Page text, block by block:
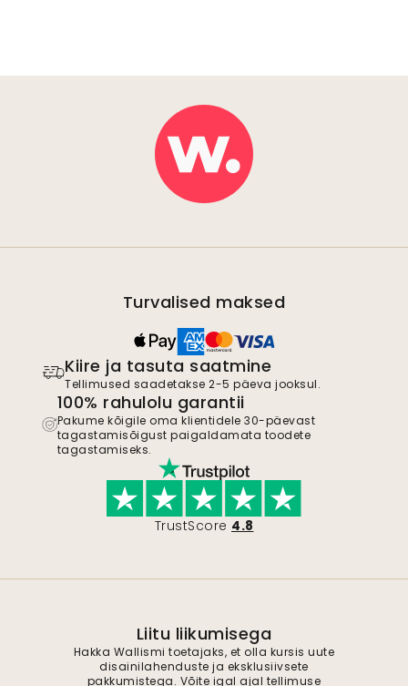
Turvalised maksed
Kiire ja tasuta saatmine
Tellimused saadetakse 2-5 päeva jooksul.
100% rahulolu garantii
Pakume kõigile oma klientidele 30-päevast
tagastamisõigust paigaldamata toodete
tagastamiseks.
TrustScore 4.8
Liitu liikumisega
Hakka Wallismi toetajaks, et olla kursis uute
disainilahenduste ja eksklusiivsete
pakkumistega. Võite igal ajal tellimuse